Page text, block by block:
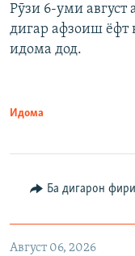
Рӯзи 6-уми
дигар афзоиш ёфт
идома дод.
Идома
Ба дигарон
Август 06, 2026